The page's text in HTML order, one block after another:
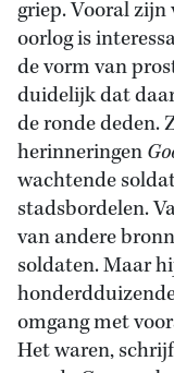
griep. Vooral zijn
oorlog is
de vorm van
duidelijk dat
de ronde deden.
herinneringen
wachtende
stadsbordelen.
van andere
soldaten. Maar
omgang met
Het waren,